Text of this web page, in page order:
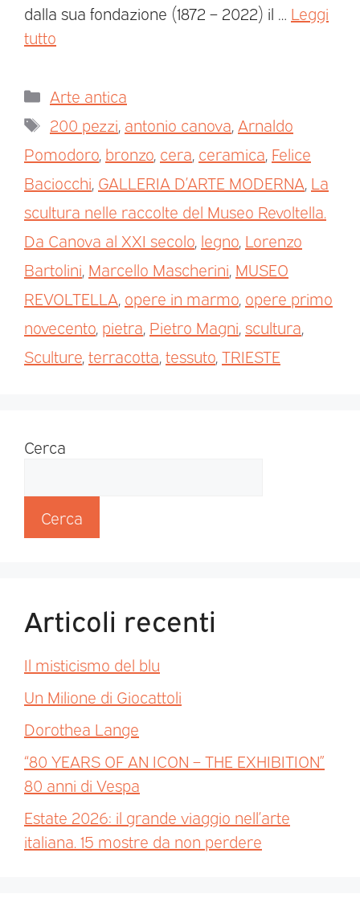
dalla sua fondazione (1872 – 2022) il … Leggi
tutto
Arte antica
200 pezzi antonio canova Arnaldo
Pomodoro bronzo cera ceramica Felice
Baciocchi GALLERIA D’ARTE MODERNA La
scultura nelle raccolte del Museo Revoltella.
Da Canova al XXI secolo legno Lorenzo
Bartolini Marcello Mascherini MUSEO
REVOLTELLA opere in marmo opere primo
novecento pietra Pietro Magni scultura
Sculture terracotta tessuto TRIESTE
Cerca
Cerca
Articoli recenti
Il misticismo del blu
Un Milione di Giocattoli
Dorothea Lange
“80 YEARS OF AN ICON – THE EXHIBITION”
80 anni di Vespa
Estate 2026: il grande viaggio nell’arte
italiana. 15 mostre da non perdere